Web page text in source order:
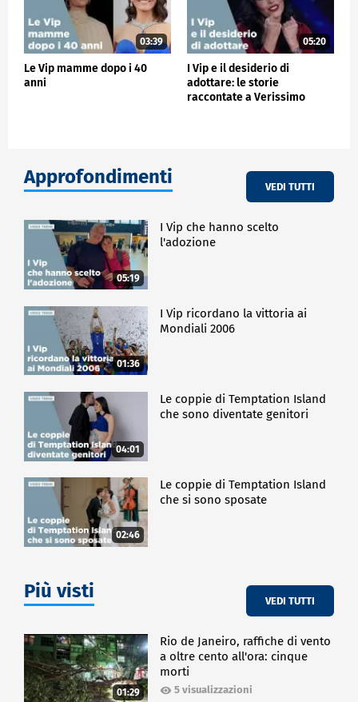
03:39
Le Vip mamme dopo i 40
anni
05:20
I Vip e il desiderio di
adottare: le storie
raccontate a Verissimo
Approfondimenti VEDI TUTTI
05:19
I Vip che hanno scelto
l'adozione
01:36
I Vip ricordano la vittoria ai
Mondiali 2006
04:01
Le coppie di Temptation Island
che sono diventate genitori
02:46
Le coppie di Temptation Island
che si sono sposate
Più visti VEDI TUTTI
01:29
Rio de Janeiro, raffiche di vento
a oltre cento all'ora: cinque
morti
5 visualizzazioni